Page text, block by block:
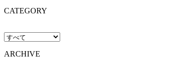
CATEGORY
ARCHIVE